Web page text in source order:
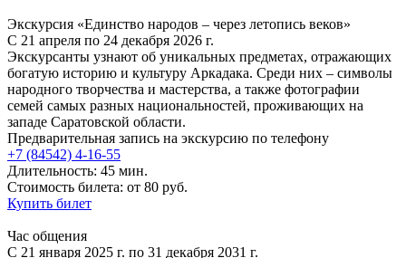
Экскурсия «Единство народов – через летопись веков»
С 21 апреля по 24 декабря 2026 г.
Экскурсанты узнают об уникальных предметах, отражающих
богатую историю и культуру Аркадака. Среди них – символы
народного творчества и мастерства, а также фотографии
семей самых разных национальностей, проживающих на
западе Саратовской области.
Предварительная запись на экскурсию по телефону
+7 (84542) 4-16-55
Длительность: 45 мин.
Стоимость билета: от 80 руб.
Купить билет
Час общения
С 21 января 2025 г. по 31 декабря 2031 г.